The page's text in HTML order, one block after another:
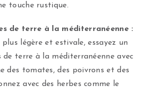
touche rustique.
de terre à la méditerranéenne :
légère et estivale, essayez un
de terre à la méditerranéenne avec
des tomates, des poivrons et des
avec des herbes comme le